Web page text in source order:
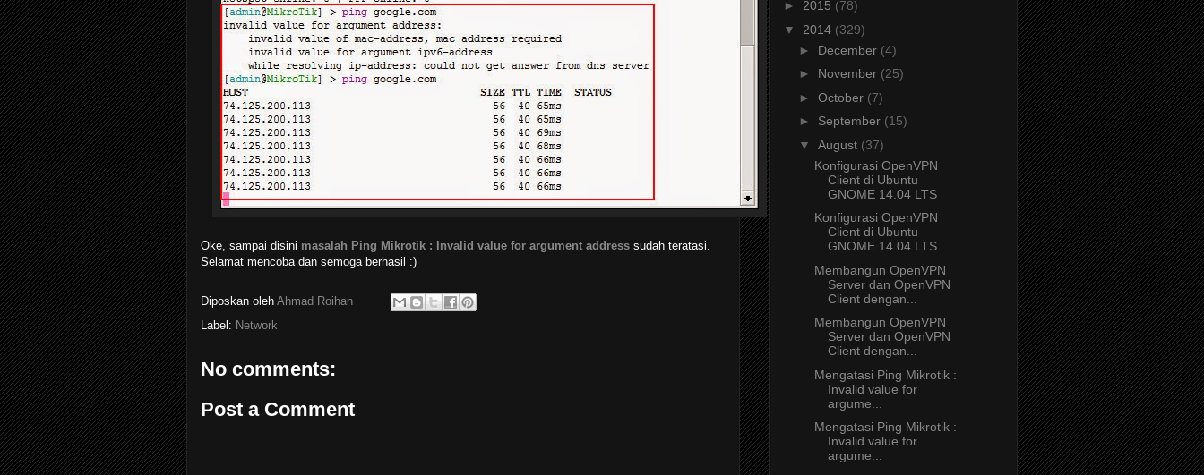
Oke, sampai disini masalah Ping Mikrotik : Invalid value for argument address sudah teratasi.
Selamat mencoba dan semoga berhasil :)
Diposkan oleh Ahmad Roihan
Label: Network
No comments:
Post a Comment
► 2015 (78)
▼ 2014 (329)
► December (4)
► November (25)
► October (7)
► September (15)
▼ August (37)
Konfigurasi OpenVPN
Client di Ubuntu
GNOME 14.04 LTS
Konfigurasi OpenVPN
Client di Ubuntu
GNOME 14.04 LTS
Membangun OpenVPN
Server dan OpenVPN
Client dengan...
Membangun OpenVPN
Server dan OpenVPN
Client dengan...
Mengatasi Ping Mikrotik :
Invalid value for
argume...
Mengatasi Ping Mikrotik :
Invalid value for
argume...